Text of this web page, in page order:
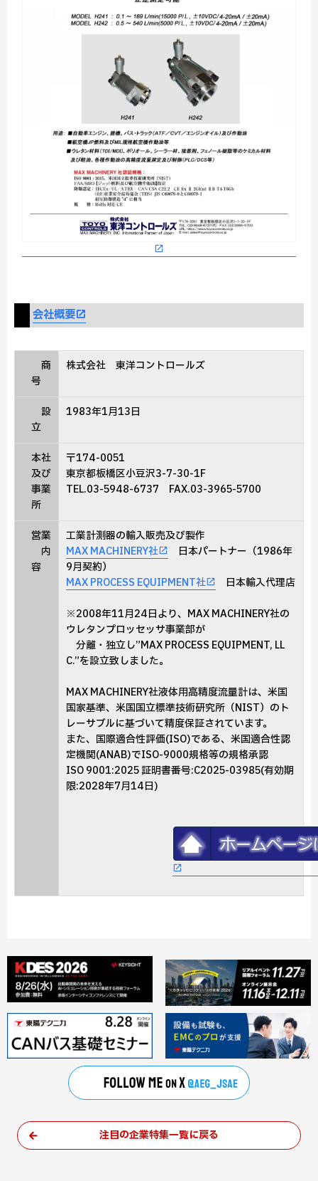
会社概要
商
号
株式会社 東洋コントロールズ
設
立
1983年1月13日
本社
及び
事業
所
〒174-0051
東京都板橋区小豆沢3-7-30-1F
TEL.03-5948-6737 FAX.03-3965-5700
営業
内
容
工業計測器の輸入販売及び製作
MAX MACHINERY社
日本パートナー（1986年
9月契約）
MAX PROCESS EQUIPMENT社
日本輸入代理店
※2008年11月24日より、MAX MACHINERY社の
ウレタンプロッセッサ事業部が
分離・独立し”MAX PROCESS EQUIPMENT, LL
C.”を設立致しました。
MAX MACHINERY社液体用高精度流量計は、米国
国家基準、米国国立標準技術研究所（NIST）のト
レーサブルに基づいて精度保証されています。
また、国際適合性評価(ISO)である、米国適合性認
定機関(ANAB)でISO-9000規格等の規格承認
ISO 9001:2025 証明書番号:C2025-03985(有効期
限:2028年7月14日)
注目の企業特集一覧に戻る